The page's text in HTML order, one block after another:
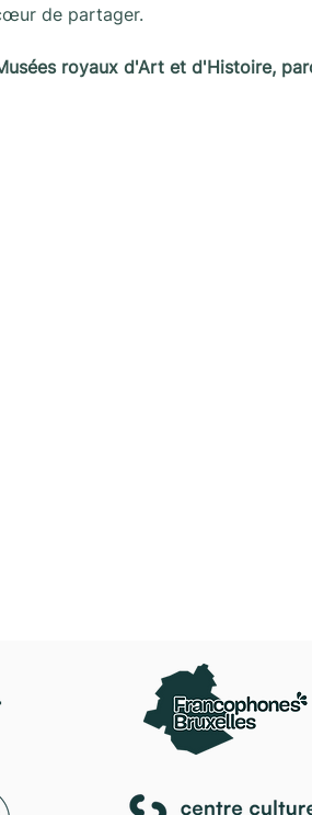
de partager.
royaux d'Art et d'Histoire,